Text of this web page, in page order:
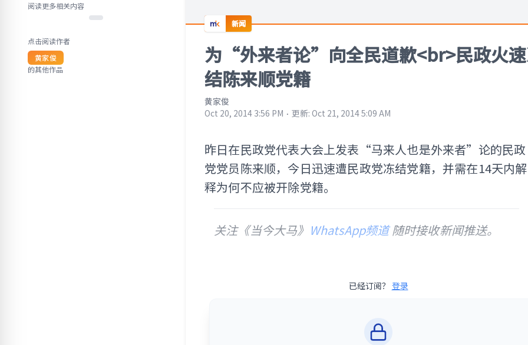
阅读更多相关内容
点击阅读作者
黄家俊
的其他作品
新闻
为“外来者论”向全民道歉<br>民政火
结陈来顺党籍
黄家俊
Oct 20, 2014 3:56 PM ⋅ 更新: Oct 21, 2014 5:09 AM
昨日在民政党代表大会上发表“马来人也是外来者”论的民政
党党员陈来顺，今日迅速遭民政党冻结党籍，并需在14天内解
释为何不应被开除党籍。
关注《当今大马》 WhatsApp频道随时接收新闻推送。
已经订阅？ 登录